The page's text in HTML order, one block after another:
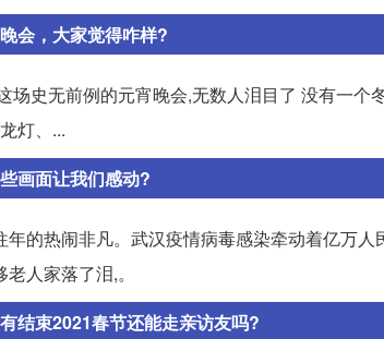
会，大家觉得咋样?
场史无前例的元宵晚会,无数人泪目了 没有一
灯、...
画面让我们感动?
年的热闹非凡。武汉疫情病毒感染牵动着亿万
人家落了泪,。
结束2021春节还能走亲访友吗?